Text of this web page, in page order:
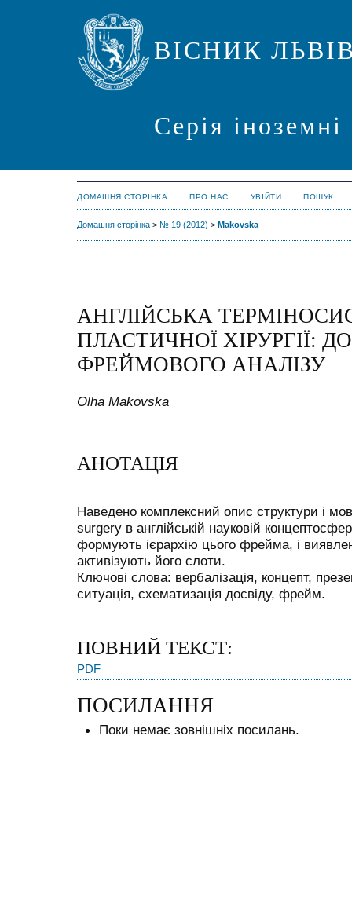
ВІСНИК
Серія
ДОМАШНЯ СТОРІНКА ПРО НАС УВІЙТИ ПОШУК
Домашня сторінка > № 19 (2012) > Makovska
АНГЛІЙСЬКА
ПЛАСТИЧНОЇ ХІРУРГІЇ:
ФРЕЙМОВОГО АНАЛІЗУ
Olha Makovska
АНОТАЦІЯ
Наведено комплексний опис структури і
surgery в англійській науковій
формують ієрархію цього фрейма, і
активізують його слоти.
Ключові слова: вербалізація, концепт,
ситуація, схематизація досвіду, фрейм.
ПОВНИЙ ТЕКСТ:
PDF
ПОСИЛАННЯ
Поки немає зовнішніх посилань.